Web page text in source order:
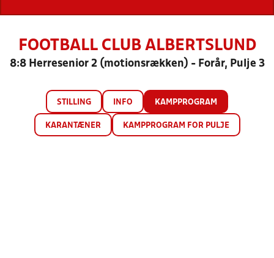
FOOTBALL CLUB ALBERTSLUND
8:8 Herresenior 2 (motionsrækken) - Forår, Pulje 3
STILLING INFO KAMPPROGRAM
KARANTÆNER KAMPPROGRAM FOR PULJE